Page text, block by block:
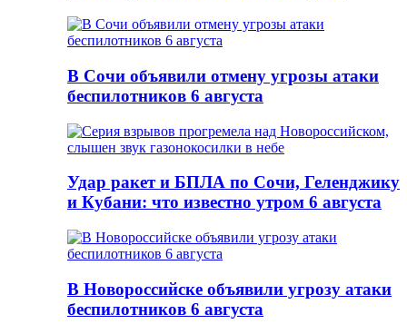
В Сочи объявили отмену угрозы атаки
беспилотников 6 августа
Удар ракет и БПЛА по Сочи, Геленджику
и Кубани: что известно утром 6 августа
В Новороссийске объявили угрозу атаки
беспилотников 6 августа